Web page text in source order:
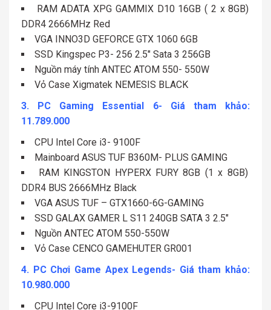
RAM ADATA XPG GAMMIX D10 16GB ( 2 x 8GB)
DDR4 2666MHz Red
VGA INNO3D GEFORCE GTX 1060 6GB
SSD Kingspec P3- 256 2.5″ Sata 3 256GB
Nguồn máy tính ANTEC ATOM 550- 550W
Vỏ Case Xigmatek NEMESIS BLACK
3. PC Gaming Essential 6- Giá tham khảo:
11.789.000
CPU Intel Core i3- 9100F
Mainboard ASUS TUF B360M- PLUS GAMING
RAM KINGSTON HYPERX FURY 8GB (1 x 8GB)
DDR4 BUS 2666MHz Black
VGA ASUS TUF – GTX1660-6G-GAMING
SSD GALAX GAMER L S11 240GB SATA 3 2.5″
Nguồn ANTEC ATOM 550-550W
Vỏ Case CENCO GAMEHUTER GR001
4. PC Chơi Game Apex Legends- Giá tham khảo:
10.980.000
CPU Intel Core i3-9100F